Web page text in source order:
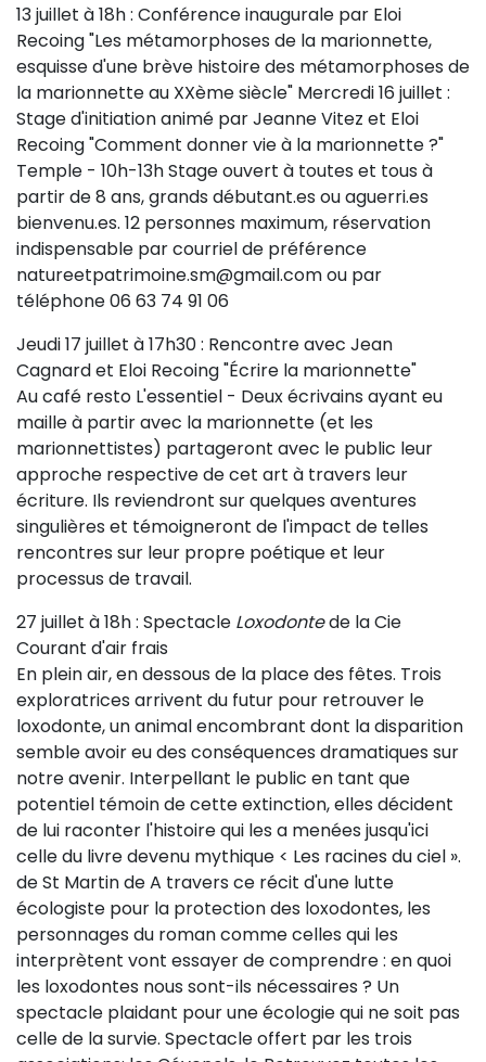
13 juillet à 18h : Conférence inaugurale par Eloi
Recoing "Les métamorphoses de la marionnette,
esquisse d'une brève histoire des métamorphoses de
la marionnette au XXème siècle" Mercredi 16 juillet :
Stage d'initiation animé par Jeanne Vitez et Eloi
Recoing "Comment donner vie à la marionnette ?"
Temple - 10h-13h Stage ouvert à toutes et tous à
partir de 8 ans, grands débutant.es ou aguerri.es
bienvenu.es. 12 personnes maximum, réservation
indispensable par courriel de préférence
natureetpatrimoine.sm@gmail.com ou par
téléphone 06 63 74 91 06
Jeudi 17 juillet à 17h30 : Rencontre avec Jean
Cagnard et Eloi Recoing "Écrire la marionnette"
Au café resto L'essentiel - Deux écrivains ayant eu
maille à partir avec la marionnette (et les
marionnettistes) partageront avec le public leur
approche respective de cet art à travers leur
écriture. Ils reviendront sur quelques aventures
singulières et témoigneront de l'impact de telles
rencontres sur leur propre poétique et leur
processus de travail.
27 juillet à 18h : Spectacle Loxodontede la Cie
Courant d'air frais
En plein air, en dessous de la place des fêtes. Trois
exploratrices arrivent du futur pour retrouver le
loxodonte, un animal encombrant dont la disparition
semble avoir eu des conséquences dramatiques sur
notre avenir. Interpellant le public en tant que
potentiel témoin de cette extinction, elles décident
de lui raconter l'histoire qui les a menées jusqu'ici
celle du livre devenu mythique < Les racines du ciel ».
de St Martin de A travers ce récit d'une lutte
écologiste pour la protection des loxodontes, les
personnages du roman comme celles qui les
interprètent vont essayer de comprendre : en quoi
les loxodontes nous sont-ils nécessaires ? Un
spectacle plaidant pour une écologie qui ne soit pas
celle de la survie. Spectacle offert par les trois